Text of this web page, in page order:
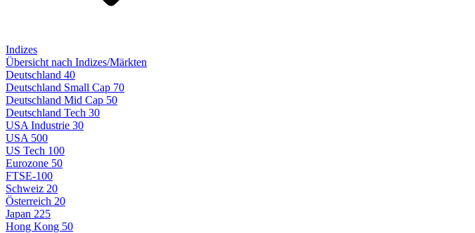
Indizes
Übersicht nach Indizes/Märkten
Deutschland 40
Deutschland Small Cap 70
Deutschland Mid Cap 50
Deutschland Tech 30
USA Industrie 30
USA 500
US Tech 100
Eurozone 50
FTSE-100
Schweiz 20
Österreich 20
Japan 225
Hong Kong 50